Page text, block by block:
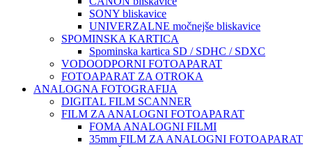
SONY bliskavice
UNIVERZALNE močnejše bliskavice
SPOMINSKA KARTICA
Spominska kartica SD / SDHC / SDXC
VODOODPORNI FOTOAPARAT
FOTOAPARAT ZA OTROKA
ANALOGNA FOTOGRAFIJA
DIGITAL FILM SCANNER
FILM ZA ANALOGNI FOTOAPARAT
FOMA ANALOGNI FILMI
35mm FILM ZA ANALOGNI FOTOAPARAT